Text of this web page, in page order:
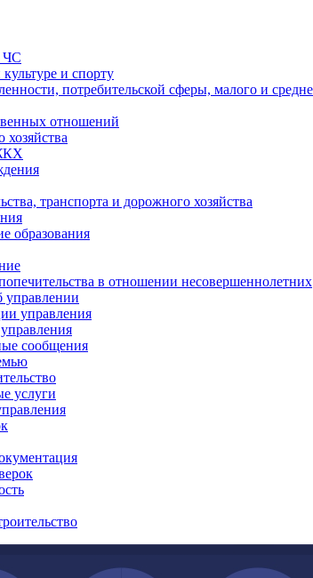
ЧС
и спорту
потребительской сферы, малого и
отношений
хозяйства
транспорта и дорожного хозяйства
образования
в отношении несовершеннолетних
управления
сообщения
услуги